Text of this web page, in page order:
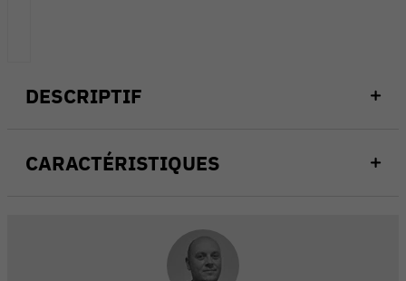
DESCRIPTIF
CARACTÉRISTIQUES